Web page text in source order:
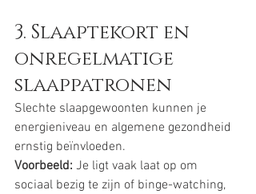
3. Slaaptekort en
onregelmatige
slaappatronen
Slechte slaapgewoonten kunnen je
energieniveau en algemene gezondheid
ernstig beïnvloeden.
Voorbeeld: Je ligt vaak laat op om
sociaal bezig te zijn of binge-watching,